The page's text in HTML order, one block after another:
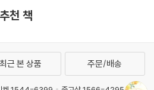
천 책
최근 본 상품 주문/배송